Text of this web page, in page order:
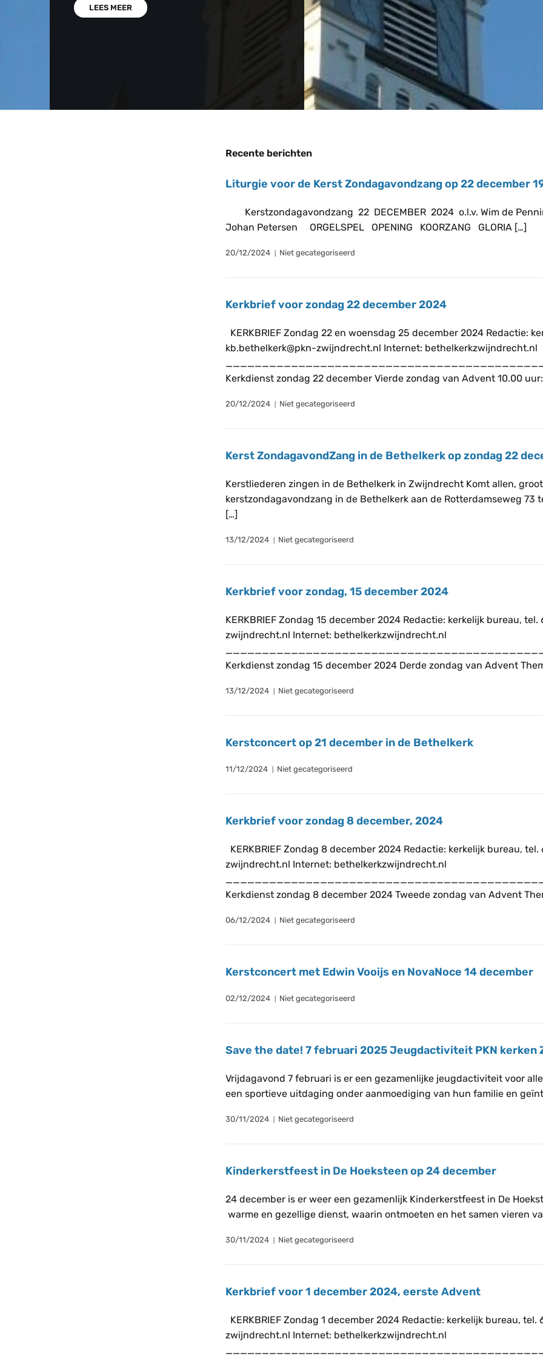
LEES MEER
Recente berichten
Liturgie voor de Kerst Zondagavondzang op 22 december
Kerstzondagavondzang 22 DECEMBER 2024 o.l.v. Wim de
Johan Petersen ORGELSPEL OPENING KOORZANG GLORIA […]
20/12/2024 Niet gecategoriseerd
Kerkbrief voor zondag 22 december 2024
KERKBRIEF Zondag 22 en woensdag 25 december 2024 Redactie:
kb.bethelkerk@pkn-zwijndrecht.nl Internet: bethelkerkzwijndrecht.nl
Kerkdienst zondag 22 december Vierde zondag van Advent 10.00
20/12/2024 Niet gecategoriseerd
Kerst ZondagavondZang in de Bethelkerk op zondag 22
Kerstliederen zingen in de Bethelkerk in Zwijndrecht Komt allen,
kerstzondagavondzang in de Bethelkerk aan de Rotterdamseweg 73
[…]
13/12/2024 Niet gecategoriseerd
Kerkbrief voor zondag, 15 december 2024
KERKBRIEF Zondag 15 december 2024 Redactie: kerkelijk bureau,
zwijndrecht.nl Internet: bethelkerkzwijndrecht.nl
Kerkdienst zondag 15 december 2024 Derde zondag van Advent
13/12/2024 Niet gecategoriseerd
Kerstconcert op 21 december in de Bethelkerk
11/12/2024 Niet gecategoriseerd
Kerkbrief voor zondag 8 december, 2024
KERKBRIEF Zondag 8 december 2024 Redactie: kerkelijk bureau,
zwijndrecht.nl Internet: bethelkerkzwijndrecht.nl
Kerkdienst zondag 8 december 2024 Tweede zondag van Advent
06/12/2024 Niet gecategoriseerd
Kerstconcert met Edwin Vooijs en NovaNoce 14 december
02/12/2024 Niet gecategoriseerd
Save the date! 7 februari 2025 Jeugdactiviteit PKN kerken
Vrijdagavond 7 februari is er een gezamenlijke jeugdactiviteit voor
een sportieve uitdaging onder aanmoediging van hun familie en
30/11/2024 Niet gecategoriseerd
Kinderkerstfeest in De Hoeksteen op 24 december
24 december is er weer een gezamenlijk Kinderkerstfeest in De
warme en gezellige dienst, waarin ontmoeten en het samen vieren
30/11/2024 Niet gecategoriseerd
Kerkbrief voor 1 december 2024, eerste Advent
KERKBRIEF Zondag 1 december 2024 Redactie: kerkelijk bureau,
zwijndrecht.nl Internet: bethelkerkzwijndrecht.nl